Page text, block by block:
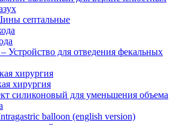
септальные
для отведения фекальных
хирургия
хирургия
силиконовый для уменьшения объема
balloon (english version)